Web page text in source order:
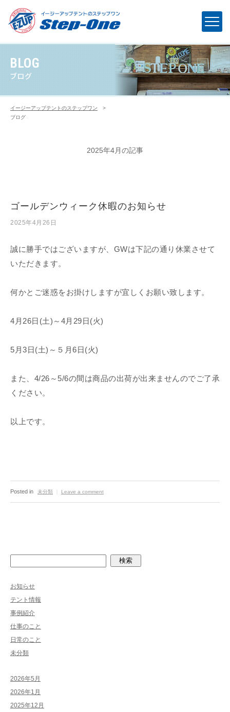
BLOG
ブログ
イージーアップテントのステップワン >
ブログ
2025年4月の記事
ゴールデンウィーク休暇のお知らせ
2025年4月26日
誠に勝手ではございますが、GWは下記の通り休業させて
いただきます。
何かとご迷惑をお掛けしますが宜しくお願い致します。
4月26日(土)～4月29日(火)
5月3日(土)～５月6日(火)
また、4/26～5/6の間は商品の出荷が出来ませんのでご了承
ください。
以上です。
Posted in 未分類 Leave a comment
検索
お知らせ
テント情報
事例紹介
仕事のこと
日常のこと
未分類
2026年5月
2026年1月
2025年12月